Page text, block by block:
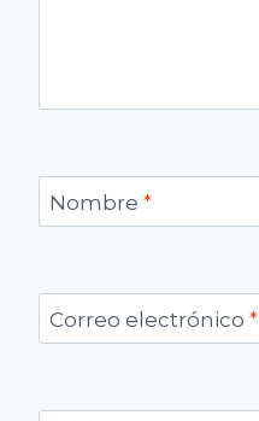
Nombre *
Correo electrónico *